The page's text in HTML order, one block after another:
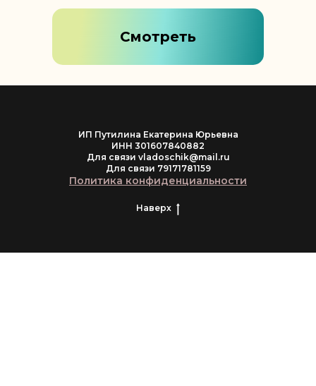
Смотреть
ИП Путилина Екатерина Юрьевна
ИНН 301607840882
Для связи vladoschik@mail.ru
Для связи 79171781159
Политика конфиденциальности
Наверх